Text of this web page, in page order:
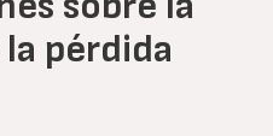
pérdida